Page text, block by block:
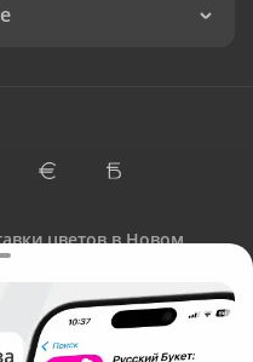
цветов в Новом
«Технология»